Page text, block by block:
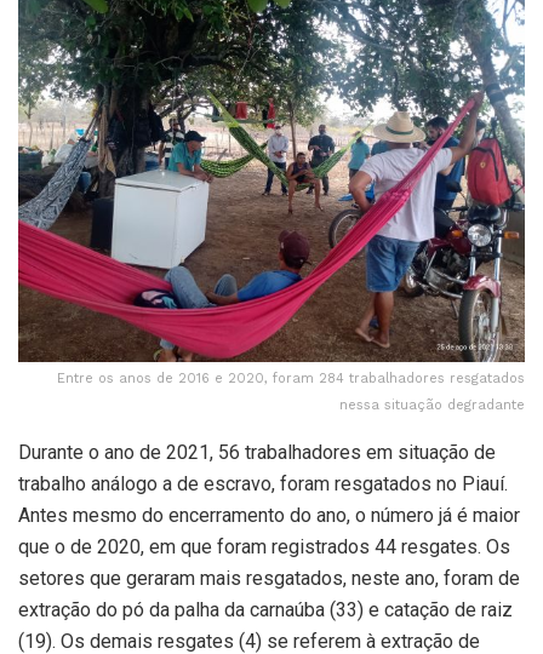
Entre os anos de 2016 e 2020, foram 284 trabalhadores resgatados
nessa situação degradante
Durante o ano de 2021, 56 trabalhadores em situação de
trabalho análogo a de escravo, foram resgatados no Piauí.
Antes mesmo do encerramento do ano, o número já é maior
que o de 2020, em que foram registrados 44 resgates. Os
setores que geraram mais resgatados, neste ano, foram de
extração do pó da palha da carnaúba (33) e catação de raiz
(19). Os demais resgates (4) se referem à extração de